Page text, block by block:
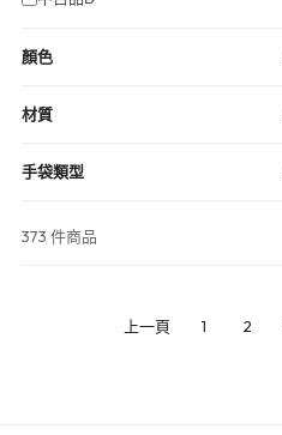
顏色
材質
手袋類型
373 件商品
上一頁 1 2